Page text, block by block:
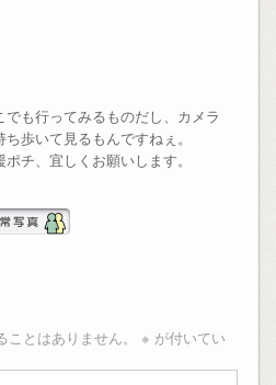
でも行ってみるものだし、カメラ
ち歩いて見るもんですねぇ。
ポチ、宜しくお願いします。
とはありません。 ※ が付いてい